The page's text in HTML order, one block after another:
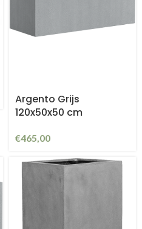
Argento Grijs
120x50x50 cm
€465,00